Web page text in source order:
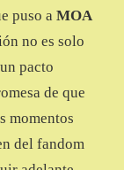
puso a MOA
no es solo
pacto
de que
momentos
del fandom